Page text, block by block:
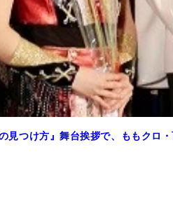
つけ方』舞台挨拶で、ももクロ・